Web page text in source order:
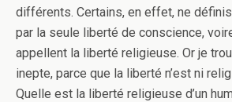
différents. Certains, en effet, ne
par la seule liberté de conscience,
appellent la liberté religieuse. Or je
inepte, parce que la liberté n’est ni
Quelle est la liberté religieuse d’un